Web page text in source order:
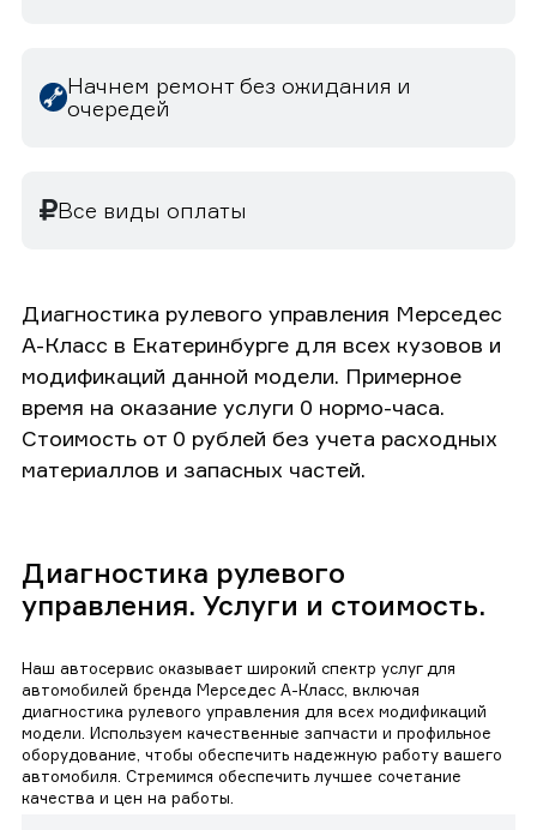
Начнем ремонт без ожидания и
очередей
Все виды оплаты
Диагностика рулевого управления Мерседес
А-Класс в Екатеринбурге для всех кузовов и
модификаций данной модели. Примерное
время на оказание услуги 0 нормо-часа.
Стоимость от 0 рублей без учета расходных
материаллов и запасных частей.
Диагностика рулевого
управления. Услуги и стоимость.
Наш автосервис оказывает широкий спектр услуг для
автомобилей бренда Мерседес А-Класс, включая
диагностика рулевого управления для всех модификаций
модели. Используем качественные запчасти и профильное
оборудование, чтобы обеспечить надежную работу вашего
автомобиля. Стремимся обеспечить лучшее сочетание
качества и цен на работы.